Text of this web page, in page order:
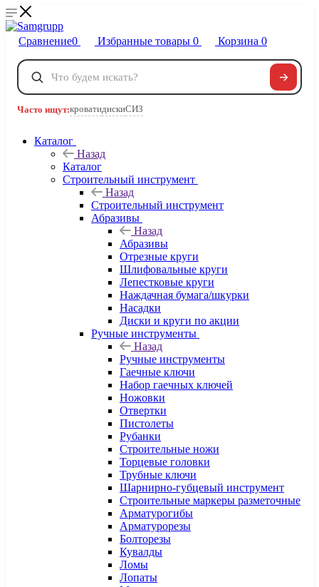
Сравнение0 Избранные товары 0 Корзина 0
Телефоны
8 800 222-40-09
Часто ищут:кроватидискиСИЗ
Каталог
Назад
Каталог
Строительный инструмент
Назад
Строительный инструмент
Абразивы
Назад
Абразивы
Отрезные круги
Шлифовальные круги
Лепестковые круги
Наждачная бумага/шкурки
Насадки
Диски и круги по акции
Ручные инструменты
Назад
Ручные инструменты
Гаечные ключи
Набор гаечных ключей
Ножовки
Отвертки
Пистолеты
Рубанки
Строительные ножи
Торцевые головки
Трубные ключи
Шарнирно-губцевый инструмент
Строительные маркеры разметочные
Арматурогибы
Арматурорезы
Болторезы
Кувалды
Ломы
Лопаты